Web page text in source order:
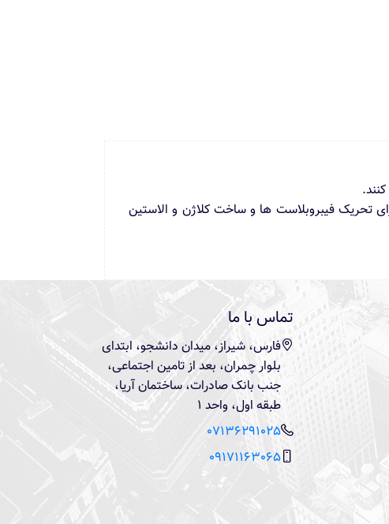
فیبروبلاست ها و ساخت کلاژن و الاستین
تماس با ما
فارس، شیراز، میدان دانشجو، ابتدای
بلوار چمران، بعد از تامین اجتماعی،
جنب بانک صادرات، ساختمان آریا،
طبقه اول، واحد ۱
07136291025
09171163065